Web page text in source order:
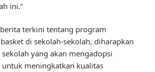
ini.”
terkini tentang program
di sekolah-sekolah, diharapkan
yang akan mengadopsi
meningkatkan kualitas